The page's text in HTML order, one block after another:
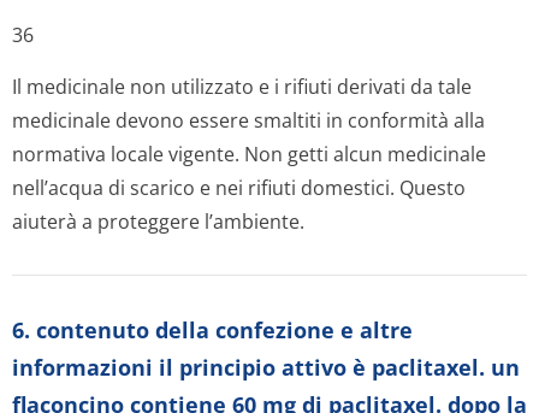
36
Il medicinale non utilizzato e i rifiuti derivati da tale
medicinale devono essere smaltiti in conformità alla
normativa locale vigente. Non getti alcun medicinale
nell’acqua di scarico e nei rifiuti domestici. Questo
aiuterà a proteggere l’ambiente.
6. contenuto della confezione e altre
informazioni il principio attivo è paclitaxel. un
flaconcino contiene 60 mg di paclitaxel. dopo la